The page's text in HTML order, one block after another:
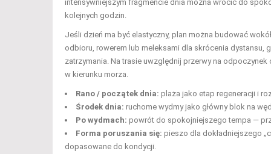
intensywniejszym fragmencie dnia można wrócić do
kolejnych godzin.
Jeśli dzień ma być elastyczny, plan można budować
odbioru, rowerem lub meleksami dla skrócenia dystansu,
zatrzymania. Na trasie uwzględnij przerwy na
w kierunku morza.
Rano / początek dnia: plaża jako etap regeneracji i
Środek dnia: ruchome wydmy jako główny blok na
Po wydmach: powrót do spokojniejszego tempa —
Forma poruszania się: pieszo dla dokładniejszego
dopasowane do kondycji.